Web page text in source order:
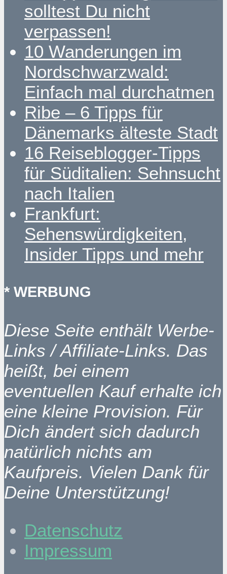
solltest Du nicht
verpassen!
10 Wanderungen im
Nordschwarzwald:
Einfach mal durchatmen
Ribe – 6 Tipps für
Dänemarks älteste Stadt
16 Reiseblogger-Tipps
für Süditalien: Sehnsucht
nach Italien
Frankfurt:
Sehenswürdigkeiten,
Insider Tipps und mehr
* WERBUNG
Diese Seite enthält Werbe-
Links / Affiliate-Links. Das
heißt, bei einem
eventuellen Kauf erhalte ich
eine kleine Provision. Für
Dich ändert sich dadurch
natürlich nichts am
Kaufpreis. Vielen Dank für
Deine Unterstützung!
Datenschutz
Impressum